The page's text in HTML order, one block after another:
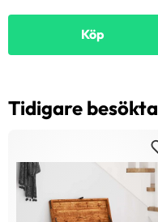
Köp
Tidigare besökta